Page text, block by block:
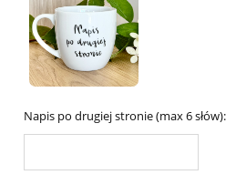
Napis po drugiej stronie (max 6 słów):